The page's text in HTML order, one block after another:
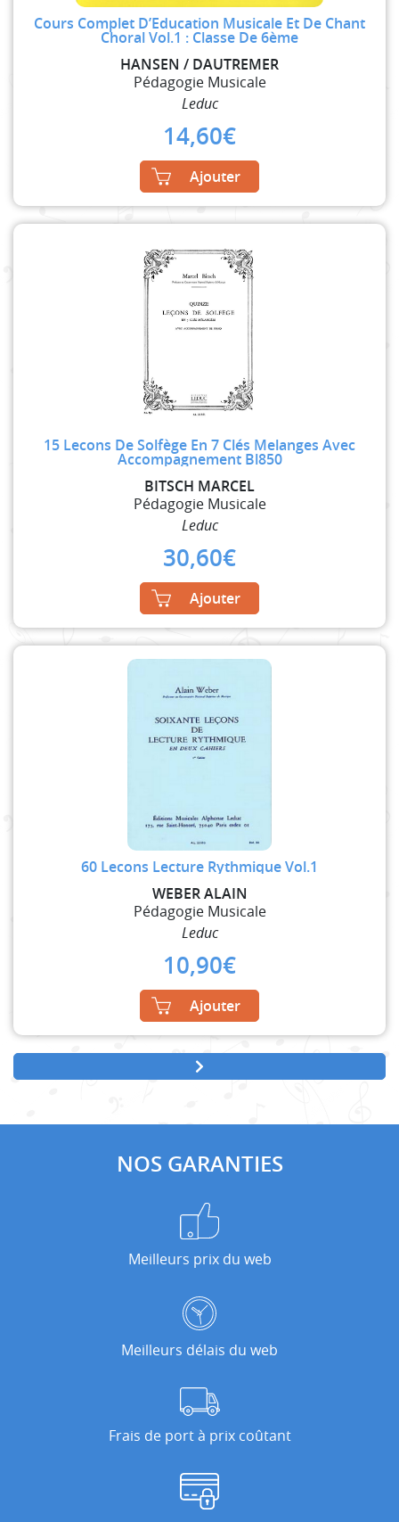
Cours Complet D’Education Musicale Et De Chant
Choral Vol.1 : Classe De 6ème
HANSEN / DAUTREMER
Pédagogie Musicale
Leduc
14,60€
Ajouter
15 Lecons De Solfège En 7 Clés Melanges Avec
Accompagnement Bl850
BITSCH MARCEL
Pédagogie Musicale
Leduc
30,60€
Ajouter
60 Lecons Lecture Rythmique Vol.1
WEBER ALAIN
Pédagogie Musicale
Leduc
10,90€
Ajouter
NOS GARANTIES
Meilleurs prix du web
Meilleurs délais du web
Frais de port à prix coûtant